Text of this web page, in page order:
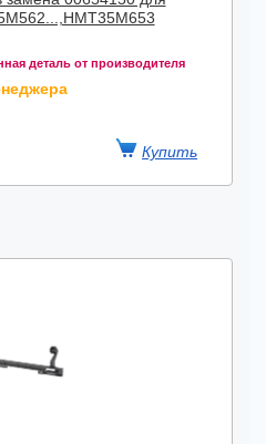
деталь от производителя